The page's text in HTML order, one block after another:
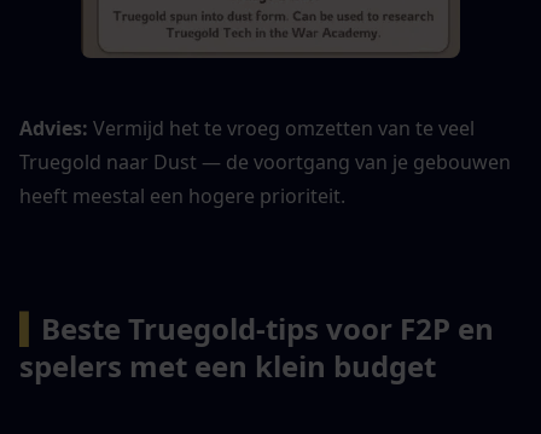
Advies: Vermijd het te vroeg omzetten van te veel
Truegold naar Dust — de voortgang van je gebouwen
heeft meestal een hogere prioriteit.
Beste Truegold-tips voor F2P en
spelers met een klein budget